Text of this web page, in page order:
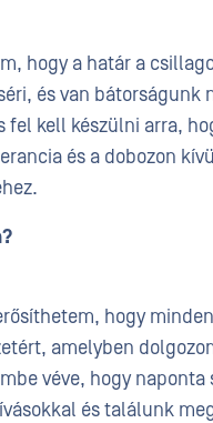
hogy a határ a
és van bátorságunk
fel kell készülni arra,
és a dobozon
hogy
amelyben
véve, hogy
és találunk